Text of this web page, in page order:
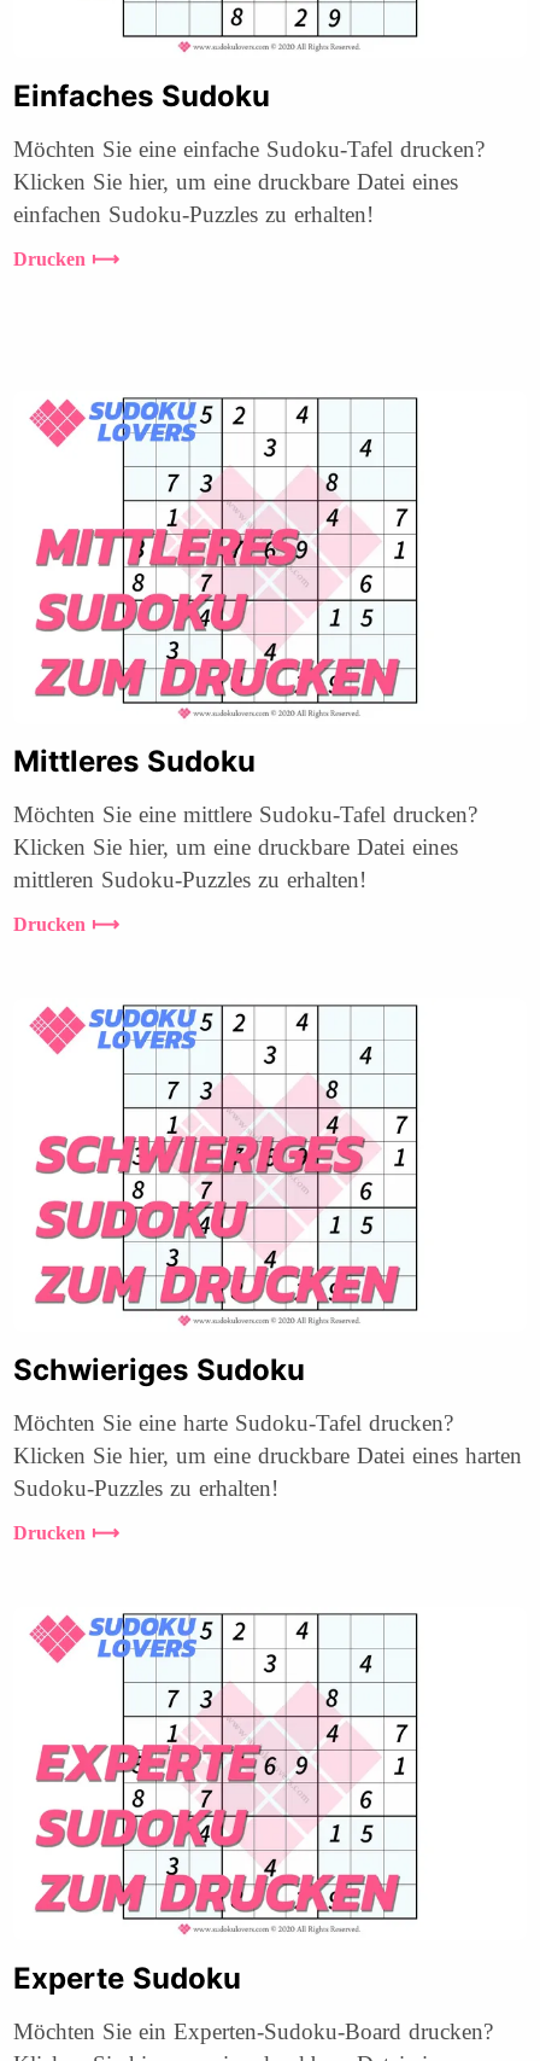
Einfaches Sudoku
Möchten Sie eine einfache Sudoku-Tafel drucken?
Klicken Sie hier, um eine druckbare Datei eines
einfachen Sudoku-Puzzles zu erhalten!
Drucken ⟼
Mittleres Sudoku
Möchten Sie eine mittlere Sudoku-Tafel drucken?
Klicken Sie hier, um eine druckbare Datei eines
mittleren Sudoku-Puzzles zu erhalten!
Drucken ⟼
Schwieriges Sudoku
Möchten Sie eine harte Sudoku-Tafel drucken?
Klicken Sie hier, um eine druckbare Datei eines harten
Sudoku-Puzzles zu erhalten!
Drucken ⟼
Experte Sudoku
Möchten Sie ein Experten-Sudoku-Board drucken?